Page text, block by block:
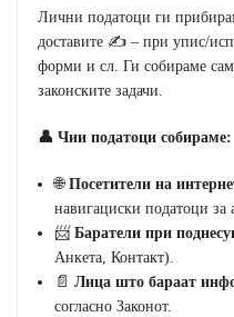
Лични податоци ги
доставите ✍️ – при упис/
форми и сл. Ги собираме
законските задачи.
👤 Чии податоци собираме:
🌐Посетители на
навигациски податоци за
📨Баратели при
Анкета, Контакт).
📄 Лица што бараат
согласно Законот.